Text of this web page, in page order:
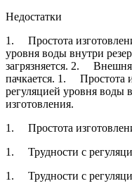
Недостатки
1. Простота
уровня воды внутри
загрязняется. 2.
пачкается. 1. Простота
регуляцией уровня воды
изготовления.
1. Простота
1. Трудности с
1. Трудности с